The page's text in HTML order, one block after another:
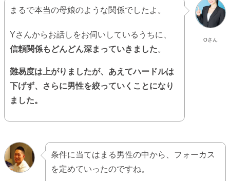
Oさん
まるで本当の母娘のような関係でしたよ。
Yさんからお話しをお伺いしているうちに、
信頼関係もどんどん深まっていきました。
難易度は上がりましたが、あえてハードルは
下げず、さらに男性を絞っていくことになり
ました。
条件に当てはまる男性の中から、フォーカス
を定めていったのですね。